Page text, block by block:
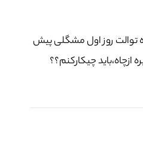
توالت روز اول مشگلی پیش
چیکارکنم؟؟